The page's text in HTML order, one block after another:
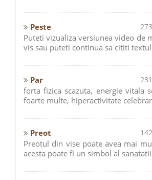
Peste
Puteti vizualiza versiunea video de
vis sau puteti continua sa cititi
Par
forta fizica scazuta, energie vitala
foarte multe, hiperactivitate
Preot
Preotul din vise poate avea mai
acesta poate fi un simbol al